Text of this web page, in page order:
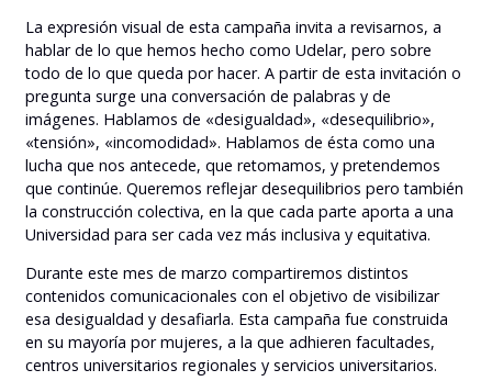
La expresión visual de esta campaña invita a revisarnos, a
hablar de lo que hemos hecho como Udelar, pero sobre
todo de lo que queda por hacer. A partir de esta invitación o
pregunta surge una conversación de palabras y de
imágenes. Hablamos de «desigualdad», «desequilibrio»,
«tensión», «incomodidad». Hablamos de ésta como una
lucha que nos antecede, que retomamos, y pretendemos
que continúe. Queremos reflejar desequilibrios pero también
la construcción colectiva, en la que cada parte aporta a una
Universidad para ser cada vez más inclusiva y equitativa.
Durante este mes de marzo compartiremos distintos
contenidos comunicacionales con el objetivo de visibilizar
esa desigualdad y desafiarla. Esta campaña fue construida
en su mayoría por mujeres, a la que adhieren facultades,
centros universitarios regionales y servicios universitarios.